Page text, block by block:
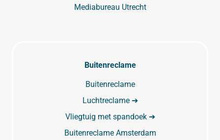
Mediabureau Utrecht
Buitenreclame
Buitenreclame
Luchtreclame ➔
Vliegtuig met spandoek ➔
Buitenreclame Amsterdam